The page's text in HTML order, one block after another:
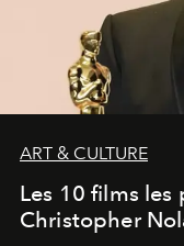
ART & CULTURE
Les 10 films
Christopher